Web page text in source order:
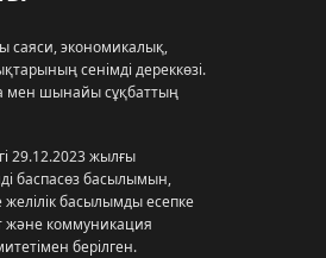
саяси, экономикалық,
сенімді дереккөзі.
мен шынайы сұқбаттың
29.12.2023 жылғы
баспасөз басылымын,
желілік басылымды есепке
және коммуникация
берілген.